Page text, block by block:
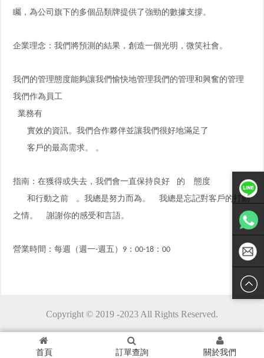
矚，為公司旗下的多個品類牌提供了強勁的數據支撐。
企業理念：我們將預測的結果，創造一個光明，微笑社會。
我們的管理態度能夠讓我們愉快地管理我們的管理和興奮的管理
我們作為員工
業務有
實效的資訊。我們合作夥伴並讓我們很好地滿足了
客戶的最高需求。 。
指南：在獲得或失去，我們會一直保持良好 的
態度
和行動之前
。我總是努力而為。
我總是忘記對客戶的打動
之情。
謝謝你的感受和言語。
營業時間：每週（週一-週五） 9 ： 00-18 ： 00
Copyright © 2019 -2023 All Rights Reserved.
首頁 訂單查詢 關於我們
Line聯絡
WhatsAP
janeeyres
@gmail.